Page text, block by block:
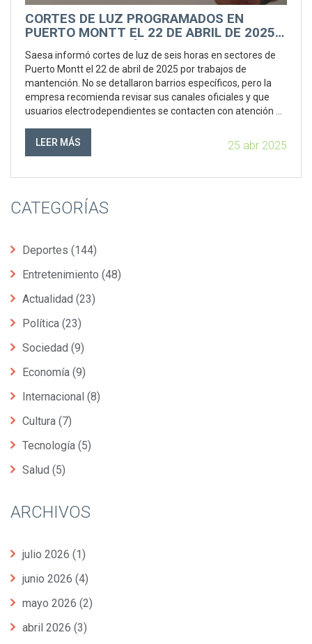
CORTES DE LUZ PROGRAMADOS EN
PUERTO MONTT EL 22 DE ABRIL DE 2025:
SEIS HORAS
Saesa informó cortes de luz de seis horas en sectores de
Puerto Montt el 22 de abril de 2025 por trabajos de
mantención. No se detallaron barrios específicos, pero la
empresa recomienda revisar sus canales oficiales y que
usuarios electrodependientes se contacten con atención al
LEER MÁS
25 abr 2025
CATEGORÍAS
Deportes (144)
Entretenimiento (48)
Actualidad (23)
Política (23)
Sociedad (9)
Economía (9)
Internacional (8)
Cultura (7)
Tecnología (5)
Salud (5)
ARCHIVOS
julio 2026 (1)
junio 2026 (4)
mayo 2026 (2)
abril 2026 (3)